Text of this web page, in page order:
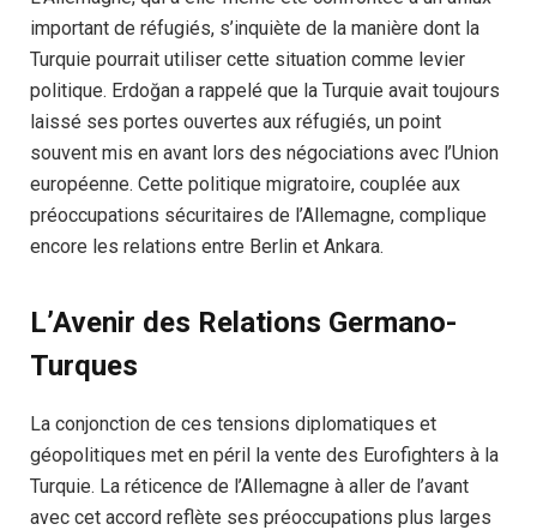
important de réfugiés, s’inquiète de la manière dont la
Turquie pourrait utiliser cette situation comme levier
politique. Erdoğan a rappelé que la Turquie avait toujours
laissé ses portes ouvertes aux réfugiés, un point
souvent mis en avant lors des négociations avec l’Union
européenne. Cette politique migratoire, couplée aux
préoccupations sécuritaires de l’Allemagne, complique
encore les relations entre Berlin et Ankara.
L’Avenir des Relations Germano-
Turques
La conjonction de ces tensions diplomatiques et
géopolitiques met en péril la vente des Eurofighters à la
Turquie. La réticence de l’Allemagne à aller de l’avant
avec cet accord reflète ses préoccupations plus larges